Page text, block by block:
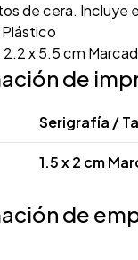
de cera. Incluye
Plástico
2.2 x 5.5 cm
de
Serigrafía /
1.5 x 2 cm
de